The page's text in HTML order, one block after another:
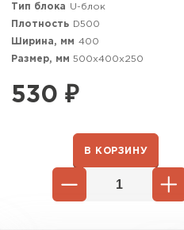
Тип блока
U-блок
Плотность
D500
Ширина, мм 400
Размер, мм 500х400х250
530 ₽
В КОРЗИНУ